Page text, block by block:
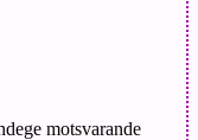
motsvarande